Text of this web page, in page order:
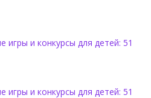
игры и конкурсы для детей: 51
игры и конкурсы для детей: 51